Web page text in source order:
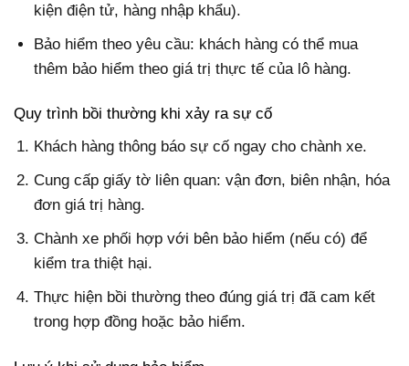
kiện điện tử, hàng nhập khẩu).
Bảo hiểm theo yêu cầu: khách hàng có thể mua
thêm bảo hiểm theo giá trị thực tế của lô hàng.
Quy trình bồi thường khi xảy ra sự cố
Khách hàng thông báo sự cố ngay cho chành xe.
Cung cấp giấy tờ liên quan: vận đơn, biên nhận, hóa
đơn giá trị hàng.
Chành xe phối hợp với bên bảo hiểm (nếu có) để
kiểm tra thiệt hại.
Thực hiện bồi thường theo đúng giá trị đã cam kết
trong hợp đồng hoặc bảo hiểm.